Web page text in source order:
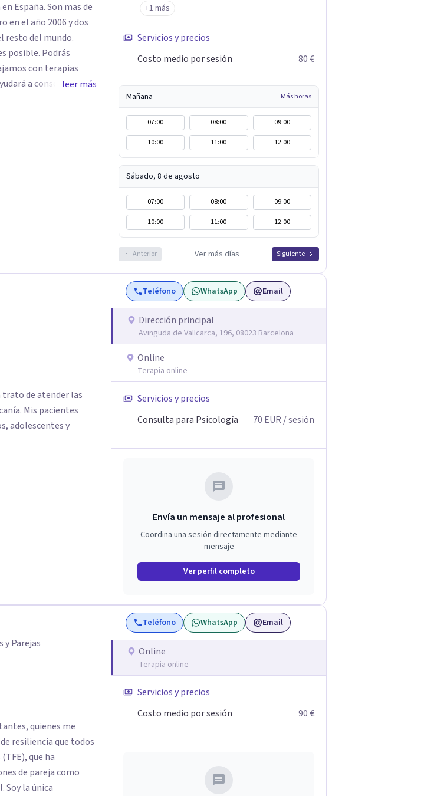
España. Son mas de
en el año 2006 y dos
resto del mundo.
posible. Podrás
con terapias
a conseguir tus
pareja y sexual, así
ansiedad , estrés,
leer más
+1 más
Servicios y precios
Costo medio por sesión
80 €
Mañana Más horas
07:00 08:00
09:00
10:00
11:00 12:00
Sábado, 8 de agosto
07:00 08:00
09:00
10:00
11:00 12:00
Anterior Ver más días Siguiente
trato de atender las
Mis pacientes
adolescentes y
Teléfono WhatsApp Email
Dirección principal
Avinguda de Vallcarca, 196, 08023 Barcelona
Online
Terapia online
Servicios y precios
Consulta para Psicología
70 EUR / sesión
Envía un mensaje al profesional
Coordina una sesión directamente mediante
mensaje
Ver perfil completo
y Parejas
quienes me
resiliencia que todos
que ha
de pareja como
Teléfono WhatsApp Email
Online
Terapia online
Servicios y precios
Costo medio por sesión
90 €